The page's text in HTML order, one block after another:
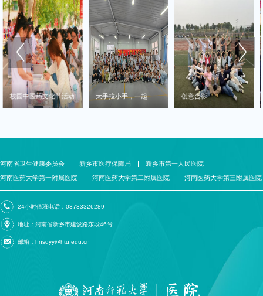
校园中医药文化节活动 大手拉小手，一起 创意合影
河南省卫生健康委员会 新乡市医疗保障局
新乡市第一人民医院
河南医药大学第一附属医院
河南医药大学第二附属医院 河南医药大学第三附属医院
24小时值班电话：03733326289
地址：河南省新乡市建设路东段46号
邮箱：hnsdyy@htu.edu.cn